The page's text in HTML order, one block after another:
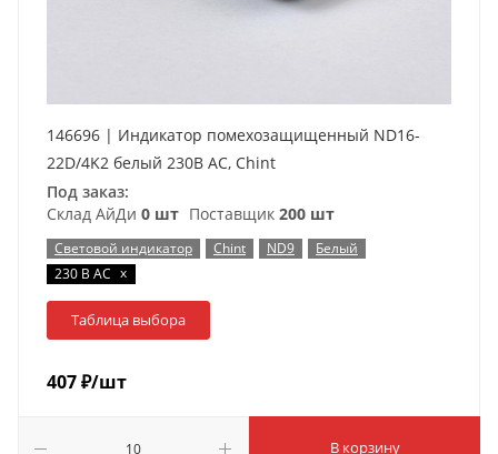
146696 | Индикатор помехозащищенный ND16-
22D/4K2 белый 230В АС, Chint
Под заказ:
Склад АйДи 0 шт Поставщик 200 шт
Световой индикатор Chint ND9
Белый
230 В AC x
Таблица выбора
407₽/шт
В корзину